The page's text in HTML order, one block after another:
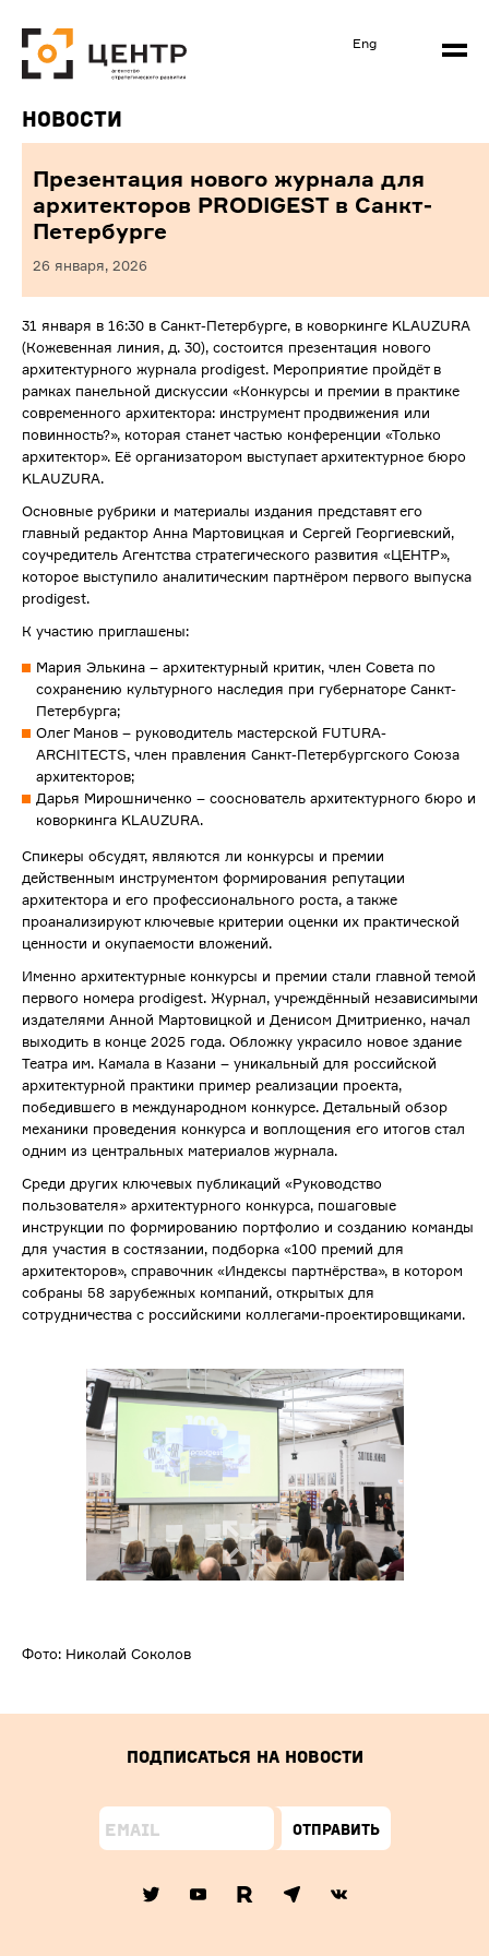
Eng
Новости
Презентация нового журнала для
архитекторов PRODIGEST в Санкт-
Петербурге
26 января, 2026
31 января в 16:30 в Санкт-Петербурге, в коворкинге KLAUZURA
(Кожевенная линия, д. 30), состоится презентация нового
архитектурного журнала prodigest. Мероприятие пройдёт в
рамках панельной дискуссии «Конкурсы и премии в практике
современного архитектора: инструмент продвижения или
повинность?», которая станет частью конференции «Только
архитектор». Её организатором выступает архитектурное бюро
KLAUZURA.
Основные рубрики и материалы издания представят его
главный редактор Анна Мартовицкая и Сергей Георгиевский,
соучредитель Агентства стратегического развития «ЦЕНТР»,
которое выступило аналитическим партнёром первого выпуска
prodigest.
К участию приглашены:
Мария Элькина – архитектурный критик, член Совета по
сохранению культурного наследия при губернаторе Санкт-
Петербурга;
Олег Манов – руководитель мастерской FUTURA-
ARCHITECTS, член правления Санкт-Петербургского Союза
архитекторов;
Дарья Мирошниченко – сооснователь архитектурного бюро и
коворкинга KLAUZURA.
Спикеры обсудят, являются ли конкурсы и премии
действенным инструментом формирования репутации
архитектора и его профессионального роста, а также
проанализируют ключевые критерии оценки их практической
ценности и окупаемости вложений.
Именно архитектурные конкурсы и премии стали главной темой
первого номера prodigest. Журнал, учреждённый независимыми
издателями Анной Мартовицкой и Денисом Дмитриенко, начал
выходить в конце 2025 года. Обложку украсило новое здание
Театра им. Камала в Казани – уникальный для российской
архитектурной практики пример реализации проекта,
победившего в международном конкурсе. Детальный обзор
механики проведения конкурса и воплощения его итогов стал
одним из центральных материалов журнала.
Среди других ключевых публикаций «Руководство
пользователя» архитектурного конкурса, пошаговые
инструкции по формированию портфолио и созданию команды
для участия в состязании, подборка «100 премий для
архитекторов», справочник «Индексы партнёрства», в котором
собраны 58 зарубежных компаний, открытых для
сотрудничества с российскими коллегами-проектировщиками.
Фото: Николай Соколов
Подписаться на новости
Отправить